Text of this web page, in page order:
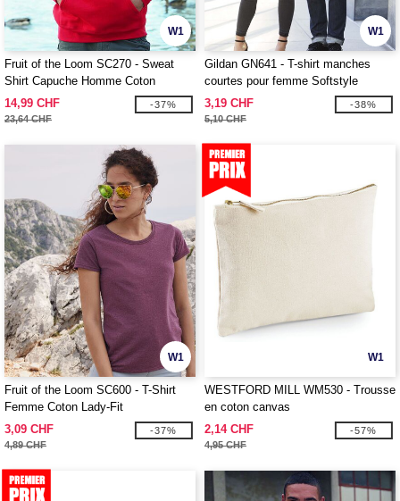
W1
Fruit of the Loom SC270 - Sweat
Shirt Capuche Homme Coton
14,99 CHF
23,64 CHF
-37%
W1
Gildan GN641 - T-shirt manches
courtes pour femme Softstyle
3,19 CHF
5,10 CHF
-38%
W1
Fruit of the Loom SC600 - T-Shirt
Femme Coton Lady-Fit
3,09 CHF
4,89 CHF
-37%
W1
WESTFORD MILL WM530 - Trousse
en coton canvas
2,14 CHF
4,95 CHF
-57%